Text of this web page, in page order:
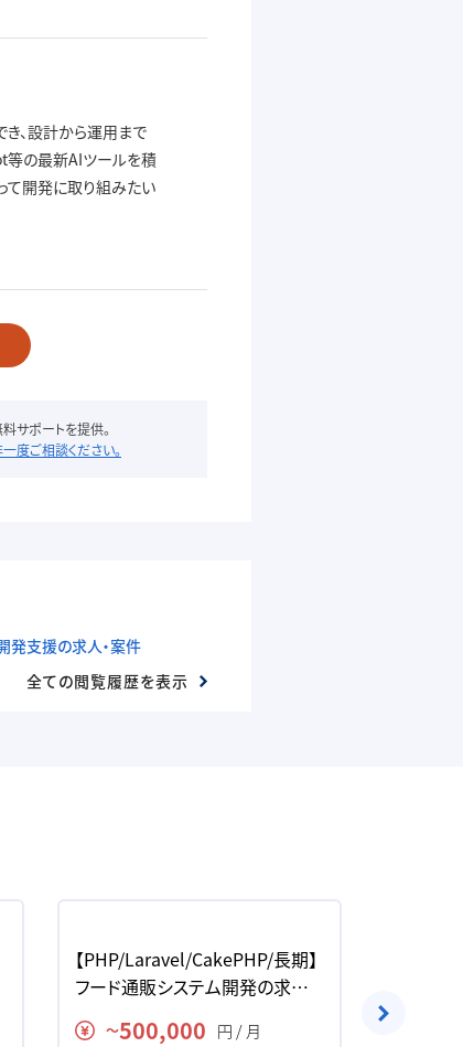
、設計から運用まで
の最新AIツールを積
て開発に取り組みたい
サポートを提供。
度ご相談ください。
支援の求人・案件
全ての閲覧履歴を表示
【PHP/Laravel/CakePHP/長期】
フード通販システム開発の求人・
案件
〜500,000 円 / 月